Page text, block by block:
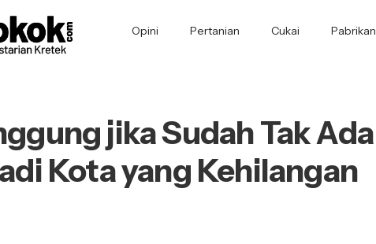
Opini Pertanian Cukai Pabrikan
jika Sudah Tak Ada
Kota yang Kehilangan